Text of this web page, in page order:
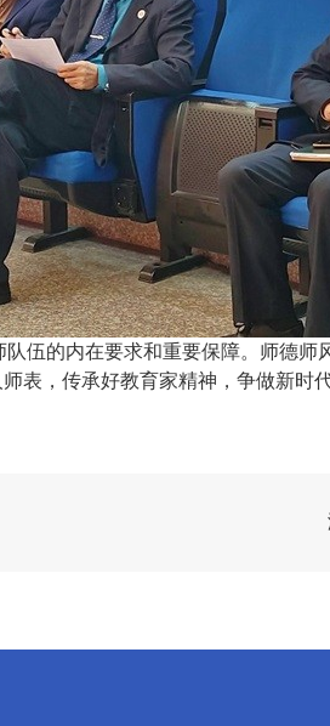
伍的内在要求和重要保障。师德
表，传承好教育家精神，争做新时代